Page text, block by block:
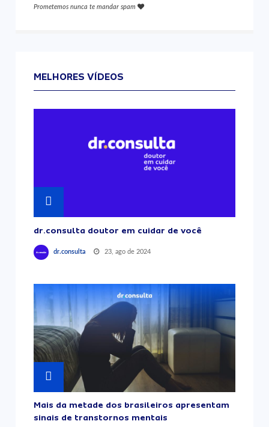
Prometemos nunca te mandar spam
MELHORES VÍDEOS
dr.consulta doutor em cuidar de você
dr.consulta 23, ago de 2024
Mais da metade dos brasileiros apresentam
sinais de transtornos mentais